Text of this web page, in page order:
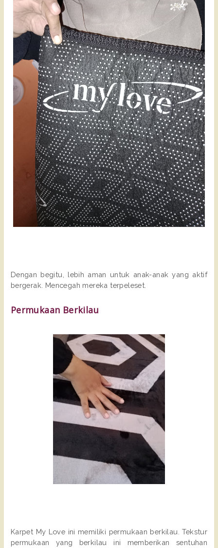
Dengan begitu, lebih aman untuk anak-anak yang aktif
bergerak. Mencegah mereka terpeleset.
Permukaan Berkilau
Karpet My Love ini memiliki permukaan berkilau. Tekstur
permukaan yang berkilau ini memberikan sentuhan